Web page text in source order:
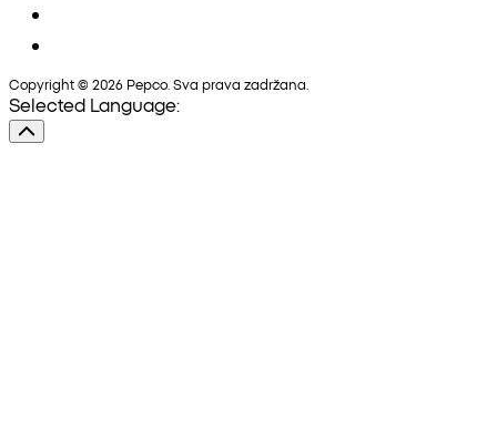
Copyright © 2026 Pepco. Sva prava zadržana.
Selected Language: